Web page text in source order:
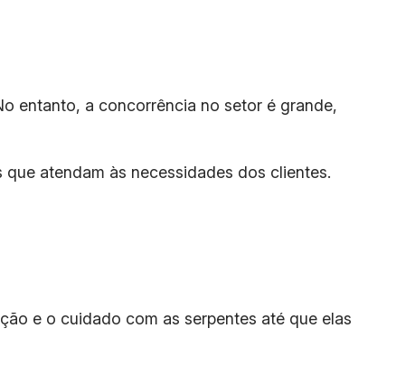
entanto, a concorrência no setor é grande,
atendam às necessidades dos clientes.
e o cuidado com as serpentes até que elas